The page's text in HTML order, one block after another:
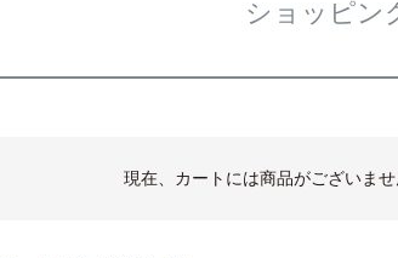
ショッピン
現在、カートには商品がございま